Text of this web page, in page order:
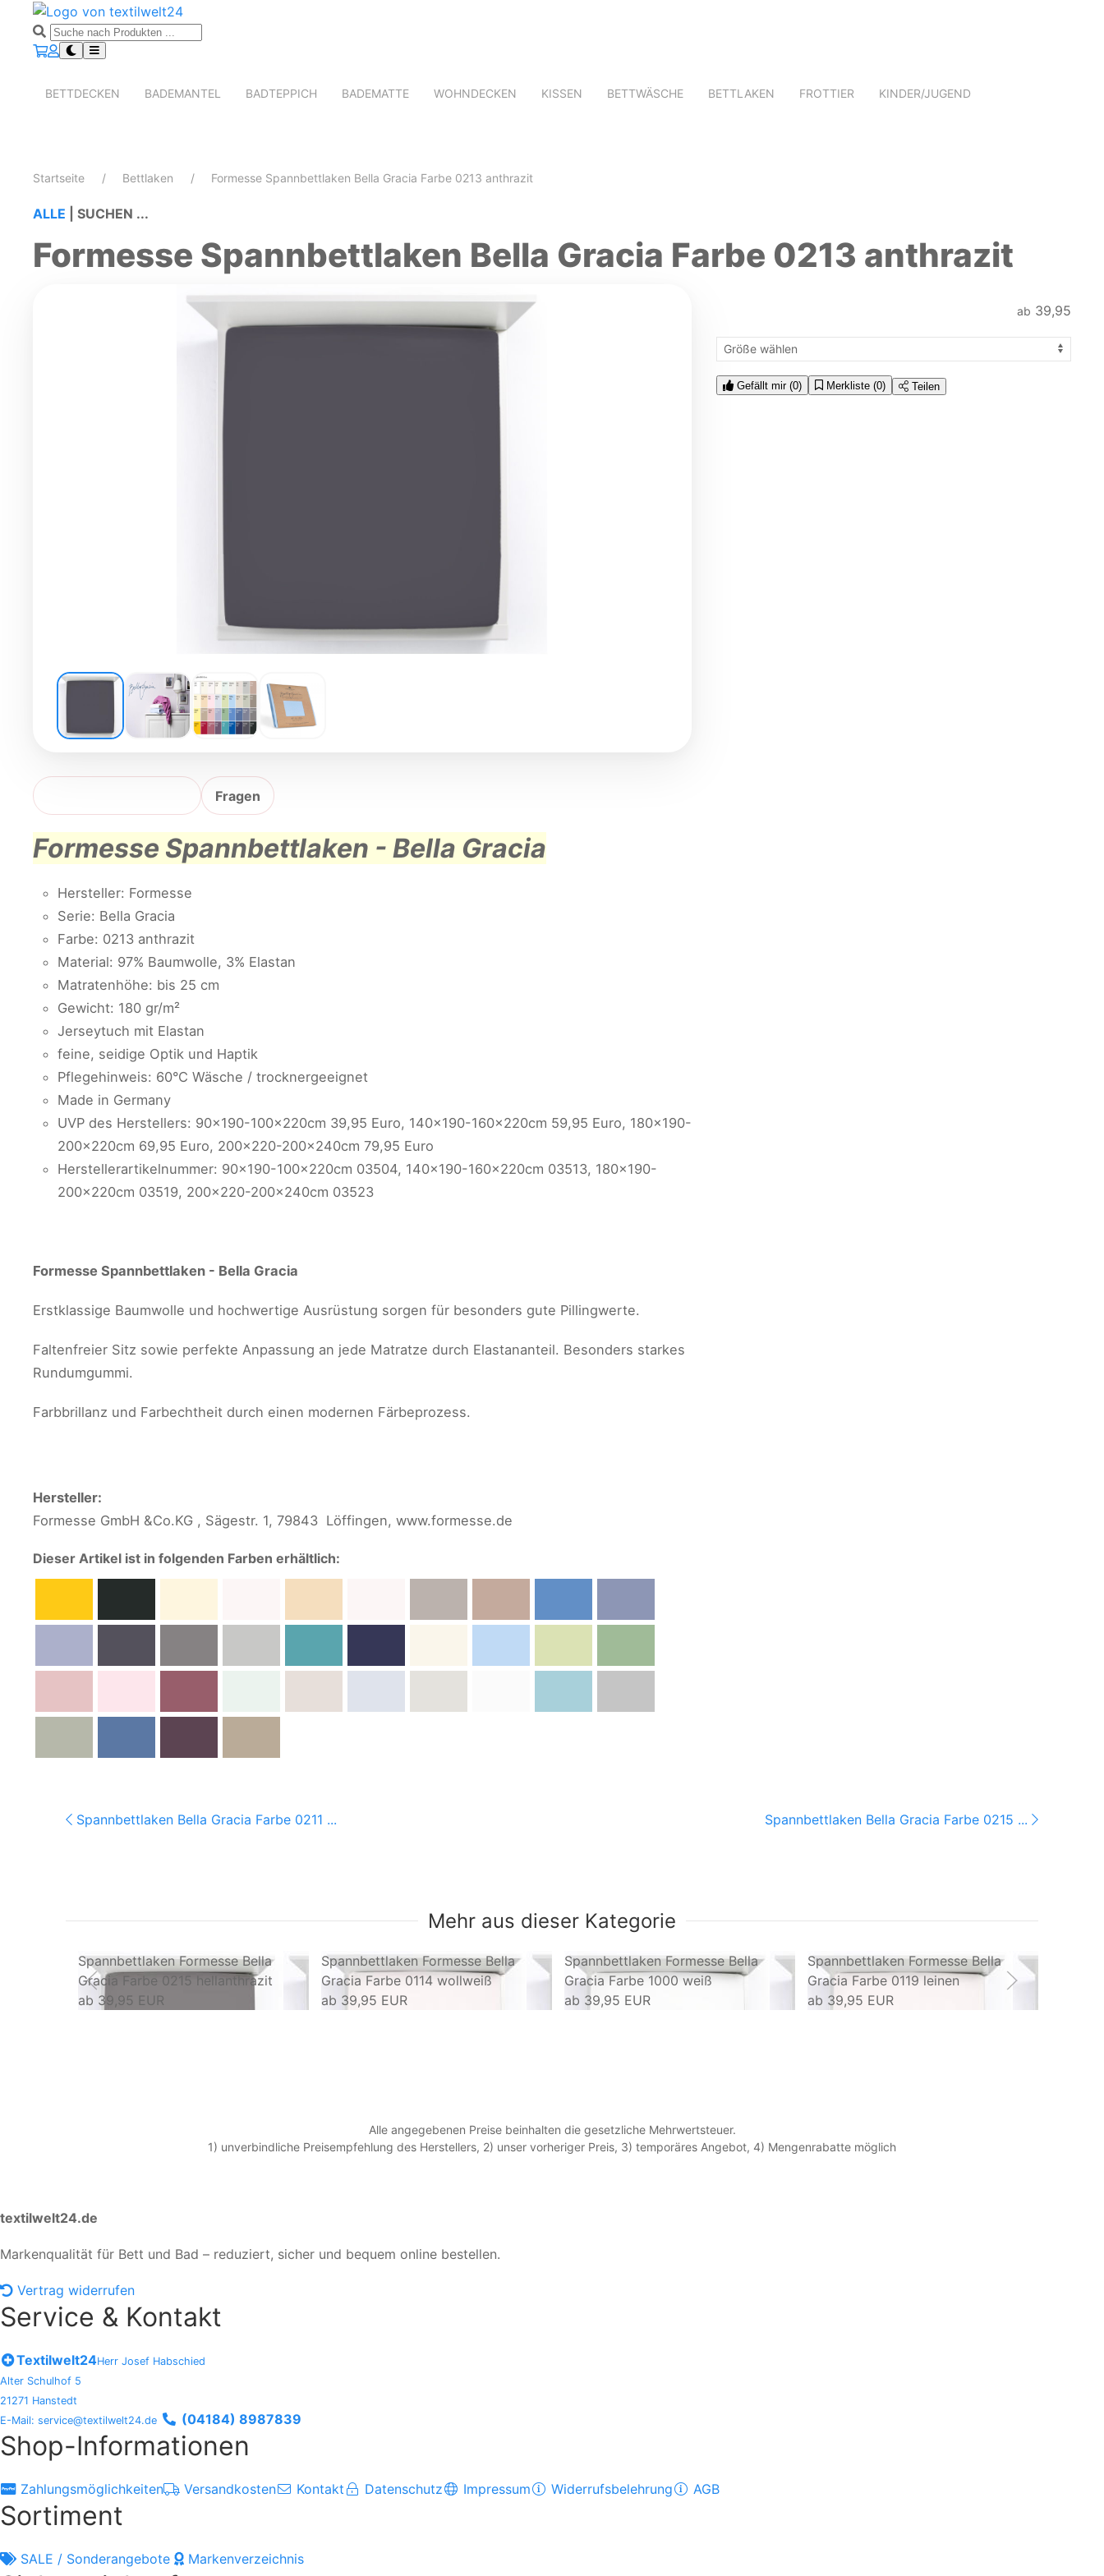
BETTDECKEN BADEMANTEL BADTEPPICH BADEMATTE WOHNDECKEN KISSEN BETTWÄSCHE BETTLAKEN FROTTIER KINDER/JUGEND
Startseite Bettlaken Formesse Spannbettlaken Bella Gracia Farbe 0213 anthrazit
ALLE SUCHEN ...
Formesse Spannbettlaken Bella Gracia Farbe 0213 anthrazit
Fragen
Formesse Spannbettlaken - Bella Gracia
Hersteller: Formesse
Serie: Bella Gracia
Farbe: 0213 anthrazit
Material: 97% Baumwolle, 3% Elastan
Matratenhöhe: bis 25 cm
Gewicht: 180 gr/m²
Jerseytuch mit Elastan
feine, seidige Optik und Haptik
Pflegehinweis: 60°C Wäsche / trocknergeeignet
Made in Germany
UVP des Herstellers: 90x190-100x220cm 39,95 Euro, 140x190-160x220cm 59,95 Euro, 180x190-
200x220cm 69,95 Euro, 200x220-200x240cm 79,95 Euro
Herstellerartikelnummer: 90x190-100x220cm 03504, 140x190-160x220cm 03513, 180x190-
200x220cm 03519, 200x220-200x240cm 03523
Formesse Spannbettlaken - Bella Gracia
Erstklassige Baumwolle und hochwertige Ausrüstung sorgen für besonders gute Pillingwerte.
Faltenfreier Sitz sowie perfekte Anpassung an jede Matratze durch Elastananteil. Besonders starkes
Rundumgummi.
Farbbrillanz und Farbechtheit durch einen modernen Färbeprozess.
Hersteller:
Formesse GmbH &Co.KG , Sägestr. 1, 79843 Löffingen, www.formesse.de
Dieser Artikel ist in folgenden Farben erhältlich:
ab 39,95
Gefällt mir (0) Merkliste (0) Teilen
Spannbettlaken Bella Gracia Farbe 0211 ... Spannbettlaken Bella Gracia Farbe 0215 ...
Mehr aus dieser Kategorie
Spannbettlaken Formesse Bella
Gracia Farbe 0215 hellanthrazit
ab 39,95 EUR
Spannbettlaken Formesse Bella
Gracia Farbe 0114 wollweiß
ab 39,95 EUR
Spannbettlaken Formesse Bella
Gracia Farbe 1000 weiß
ab 39,95 EUR
Spannbettlaken Formesse Bella
Gracia Farbe 0119 leinen
ab 39,95 EUR
Alle angegebenen Preise beinhalten die gesetzliche Mehrwertsteuer.
1) unverbindliche Preisempfehlung des Herstellers, 2) unser vorheriger Preis, 3) temporäres Angebot, 4) Mengenrabatte möglich
textilwelt24.de
Markenqualität für Bett und Bad – reduziert, sicher und bequem online bestellen.
Vertrag widerrufen
Service & Kontakt
Textilwelt24Herr Josef Habschied
Alter Schulhof 5
21271 Hanstedt
E-Mail: service@textilwelt24.de
(04184) 8987839
Shop-Informationen
Zahlungsmöglichkeiten Versandkosten Kontakt Datenschutz Impressum Widerrufsbelehrung AGB
Sortiment
SALE / Sonderangebote Markenverzeichnis